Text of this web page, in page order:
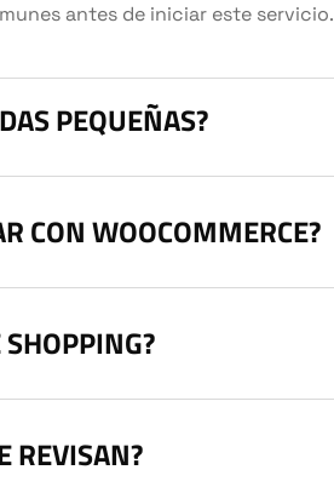
antes de iniciar este servicio.
PEQUEÑAS?
CON WOOCOMMERCE?
SHOPPING?
REVISAN?